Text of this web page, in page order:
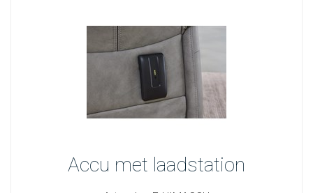
Accu met laadstation